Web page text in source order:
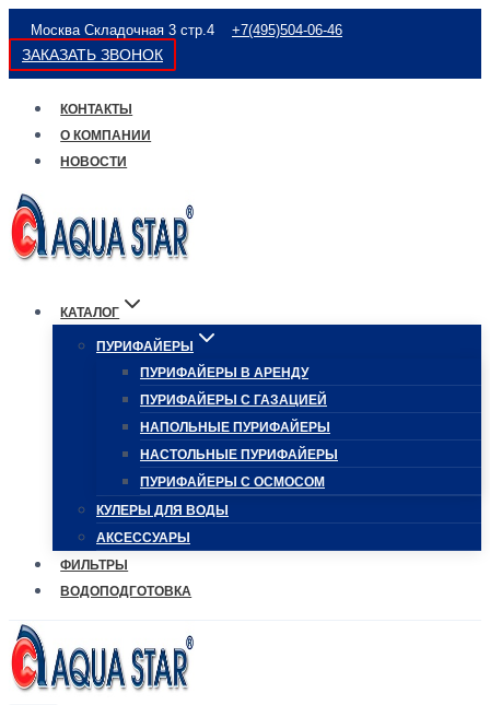
Перейти
к
содержимому
Москва Складочная 3 стр.4 +7(495)504-06-46
ЗАКАЗАТЬ ЗВОНОК
КОНТАКТЫ
О КОМПАНИИ
НОВОСТИ
КАТАЛОГ
ПУРИФАЙЕРЫ
ПУРИФАЙЕРЫ В АРЕНДУ
ПУРИФАЙЕРЫ С ГАЗАЦИЕЙ
НАПОЛЬНЫЕ ПУРИФАЙЕРЫ
НАСТОЛЬНЫЕ ПУРИФАЙЕРЫ
ПУРИФАЙЕРЫ С ОСМОСОМ
КУЛЕРЫ ДЛЯ ВОДЫ
АКСЕССУАРЫ
ФИЛЬТРЫ
ВОДОПОДГОТОВКА